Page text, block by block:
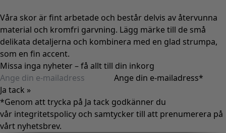
Våra skor är fint arbetade och består delvis av återvunna
material och kromfri garvning. Lägg märke till de små
delikata detaljerna och kombinera med en glad strumpa,
som en fin accent.
Missa inga nyheter – få allt till din inkorg
Ange din e-mailadress*
Ja tack »
*Genom att trycka på Ja tack godkänner du
vår integritetspolicy och samtycker till att prenumerera på
vårt nyhetsbrev.